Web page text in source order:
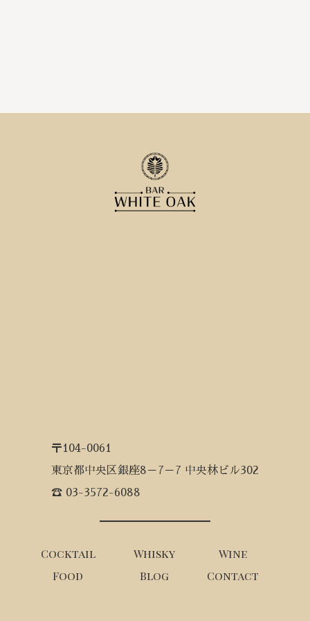
〒104-0061
東京都中央区銀座8－7－7 中央林ビル302
☎ 03-3572-6088
Cocktail Whisky
Wine
Food
Blog Contact